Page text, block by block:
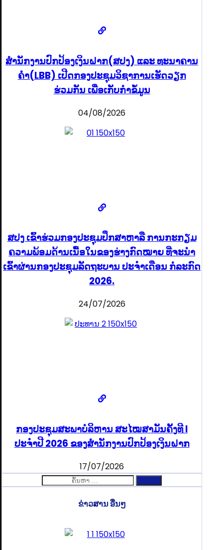
ສຳນັກງານປົກປ້ອງເງິນຝາກ(ສປງ) ແລະ ທະນາຄານ
ຄຳ(LBB) ເປີດກອງປະຊຸມວິຊາການເຮັດວຽກ
ຮ່ວມກັນ ເພື່ອເກັບກຳຂໍ້ມູນ
04/08/2026
ສປງ ເຂົ້າຮ່ວມກອງປະຊຸມປຶກສາຫາລື ການກະກຽມ
ຄວາມພ້ອມດ້ານເນື້ອໃນຂອງຮ່າງກົດໝາຍ ທີ່ຈະນໍາ
ເຂົ້າຜ່ານກອງປະຊຸມລັດຖະບານ ປະຈໍາເດືອນ ກໍລະກົດ
2026.
24/07/2026
ກອງປະຊຸມສະພາບໍລິຫານ ສະໄໝສາມັນຄັ້ງທີ I
ປະຈຳປີ 2026 ຂອງສຳນັກງານປົກປ້ອງເງິນຝາກ
17/07/2026
ຄົ້ນຫາ
ຂ່າວສານ ອື່ນໆ